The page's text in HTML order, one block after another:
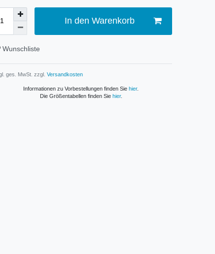
In den Warenkorb
Wunschliste
ges. MwSt. zzgl. Versandkosten
Informationen zu Vorbestellungen finden Sie hier.
Die Größentabellen finden Sie hier.